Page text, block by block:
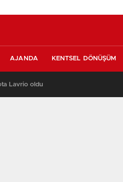
AJANDA KENTSEL DÖNÜŞÜM
Lavrio oldu